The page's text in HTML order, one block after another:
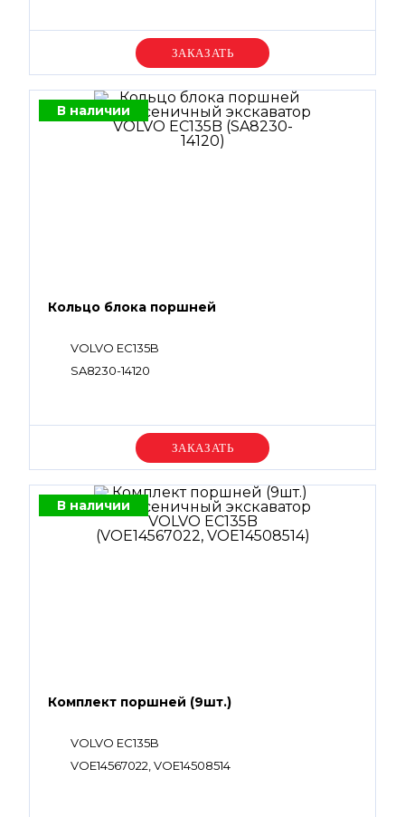
Уточняйте цену
В наличии
Кольцо блока поршней
VOLVO EC135B
SA8230-14120
Уточняйте цену
В наличии
Комплект поршней (9шт.)
VOLVO EC135B
VOE14567022, VOE14508514